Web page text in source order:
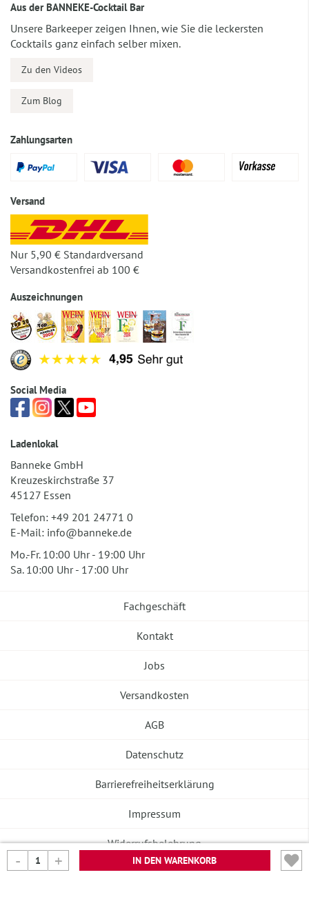
IN DEN WARENKORB
Aus der BANNEKE-Cocktail Bar
Unsere Barkeeper zeigen Ihnen, wie Sie die leckersten
Cocktails ganz einfach selber mixen.
Zu den Videos
Zum Blog
Zahlungsarten
Versand
Nur 5,90 € Standardversand
Versandkostenfrei ab 100 €
Auszeichnungen
Social Media
Ladenlokal
Banneke GmbH
Kreuzeskirchstraße 37
45127 Essen
Telefon: +49 201 24771 0
E-Mail: info@banneke.de
Mo.-Fr. 10:00 Uhr - 19:00 Uhr
Sa. 10:00 Uhr - 17:00 Uhr
Fachgeschäft
Kontakt
Jobs
Versandkosten
AGB
Datenschutz
Barrierefreiheitserklärung
Impressum
Widerrufsbelehrung
Vertrag widerrufen